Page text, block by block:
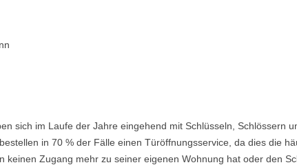
sich im Laufe der Jahre eingehend mit Schlüsseln, Schlössern
in 70 % der Fälle einen Türöffnungsservice, da dies die
Zugang mehr zu seiner eigenen Wohnung hat oder den